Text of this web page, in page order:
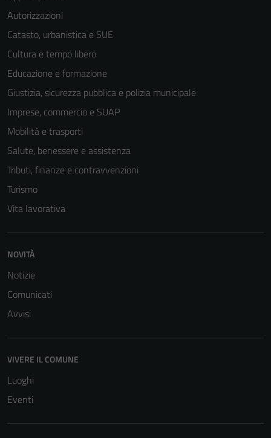
Autorizzazioni
Catasto, urbanistica e SUE
Cultura e tempo libero
Educazione e formazione
Giustizia, sicurezza pubblica e polizia municipale
Imprese, commercio e SUAP
Mobilità e trasporti
Salute, benessere e assistenza
Tributi, finanze e contravvenzioni
Turismo
Vita lavorativa
NOVITÀ
Notizie
Comunicati
Avvisi
VIVERE IL COMUNE
Luoghi
Eventi
funzionamento